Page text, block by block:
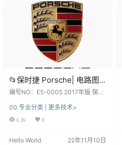
源：都来之不易，都在为您节省时
间, 节约开支, 减轻生活工作压力！
有条件请支持购买正版！ 特别提
📂保时捷 Porsche| 电路图
2017年版 Piwsi3中文版 电
路图单机离线查询系统 [送汉
化教程+不加密+不绑定] 新
增2016 2017 款（4.8G）
编号NO：E5-0005 2017年版 保时
16 2017 款（4.8G） 软件系统：下
载前, 先看一下日期和版本, 新老版
功能、权限、win系统、安装、破解
00.专业分类 | 更多技术>
6.2k 0
Hello World 22年11月10日